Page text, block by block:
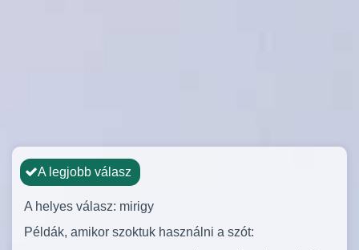
A legjobb válasz
A helyes válasz: mirigy
Példák, amikor szoktuk használni a szót: